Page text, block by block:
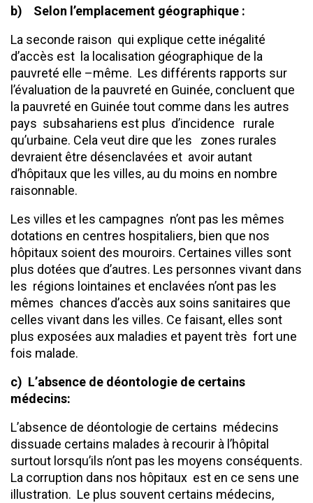
b) Selon l’emplacement géographique :
La seconde raison qui explique cette inégalité
d’accès est la localisation géographique de la
pauvreté elle –même. Les différents rapports sur
l’évaluation de la pauvreté en Guinée, concluent que
la pauvreté en Guinée tout comme dans les autres
pays subsahariens est plus d’incidence rurale
qu’urbaine. Cela veut dire que les zones rurales
devraient être désenclavées et avoir autant
d’hôpitaux que les villes, au du moins en nombre
raisonnable.
Les villes et les campagnes n’ont pas les mêmes
dotations en centres hospitaliers, bien que nos
hôpitaux soient des mouroirs. Certaines villes sont
plus dotées que d’autres. Les personnes vivant dans
les régions lointaines et enclavées n’ont pas les
mêmes chances d’accès aux soins sanitaires que
celles vivant dans les villes. Ce faisant, elles sont
plus exposées aux maladies et payent très fort une
fois malade.
c) L’absence de déontologie de certains
médecins:
L’absence de déontologie de certains médecins
dissuade certains malades à recourir à l’hôpital
surtout lorsqu’ils n’ont pas les moyens conséquents.
La corruption dans nos hôpitaux est en ce sens une
illustration. Le plus souvent certains médecins,